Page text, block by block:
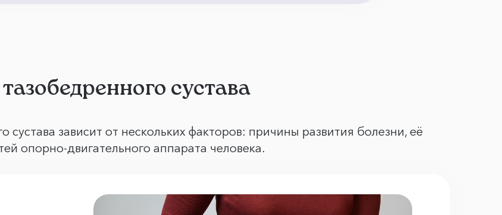
сустава
зависит от нескольких факторов: причины развития болезни, её
опорно-двигательного аппарата человека.